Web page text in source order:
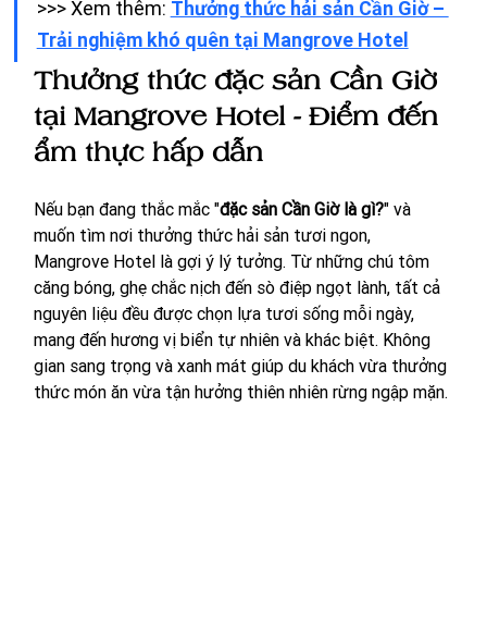
>>> Xem thêm: Thưởng thức hải sản Cần Giờ –
Trải nghiệm khó quên tại Mangrove Hotel
Thưởng thức đặc sản Cần Giờ
tại Mangrove Hotel - Điểm đến
ẩm thực hấp dẫn
Nếu bạn đang thắc mắc "đặc sản Cần Giờ là gì?" và
muốn tìm nơi thưởng thức hải sản tươi ngon,
Mangrove Hotel là gợi ý lý tưởng. Từ những chú tôm
căng bóng, ghẹ chắc nịch đến sò điệp ngọt lành, tất cả
nguyên liệu đều được chọn lựa tươi sống mỗi ngày,
mang đến hương vị biển tự nhiên và khác biệt. Không
gian sang trọng và xanh mát giúp du khách vừa thưởng
thức món ăn vừa tận hưởng thiên nhiên rừng ngập mặn.